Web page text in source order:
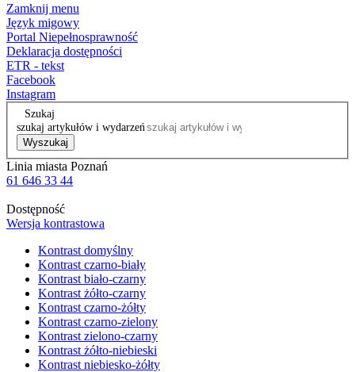
Zamknij menu
Język migowy
Portal Niepełnosprawność
Deklaracja dostępności
ETR - tekst
Facebook
Instagram
Szukaj
szukaj artykułów i wydarzeń
Wyszukaj
Linia miasta Poznań
61 646 33 44
Dostępność
Wersja kontrastowa
Kontrast domyślny
Kontrast czarno-biały
Kontrast biało-czarny
Kontrast żółto-czarny
Kontrast czarno-żółty
Kontrast czarno-zielony
Kontrast zielono-czarny
Kontrast żółto-niebieski
Kontrast niebiesko-żółty